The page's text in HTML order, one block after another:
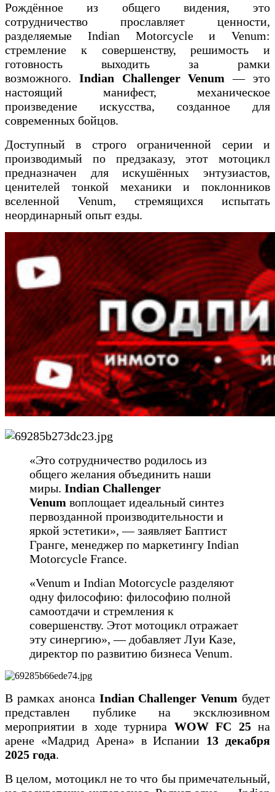
Рождённое из общего видения, это
сотрудничество прославляет ценности,
разделяемые Indian Motorcycle и Venum:
стремление к совершенству, решимость и
готовность выходить за рамки
возможного. Indian Challenger Venum — это
настоящий манифест, механическое
произведение искусства, созданное для
современных бойцов.
Доступный в строго ограниченной серии и
производимый по предзаказу, этот мотоцикл
предназначен для искушённых энтузиастов,
ценителей тонкой механики и поклонников
вселенной Venum, стремящихся испытать
неординарный опыт езды.
«Это сотрудничество родилось из
общего желания объединить наши
миры. Indian Challenger
Venum воплощает идеальный синтез
первозданной производительности и
яркой эстетики», — заявляет Баптист
Гранге, менеджер по маркетингу Indian
Motorcycle France.
«Venum и Indian Motorcycle разделяют
одну философию: философию полной
самоотдачи и стремления к
совершенству. Этот мотоцикл отражает
эту синергию», — добавляет Луи Казе,
директор по развитию бизнеса Venum.
В рамках анонса Indian Challenger Venum будет
представлен публике на эксклюзивном
мероприятии в ходе турнира WOW FC 25на
арене «Мадрид Арена» в Испании 13 декабря
2025 года.
В целом, мотоцикл не то что бы примечательный,